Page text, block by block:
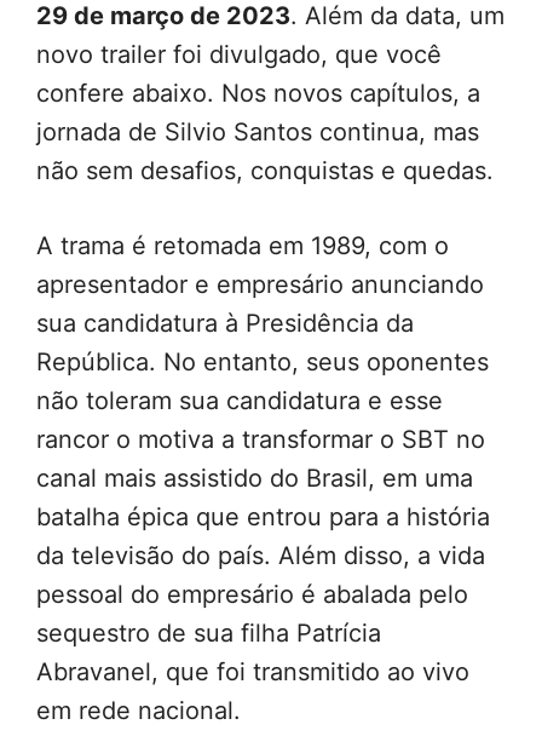
29 de março de 2023. Além da data, um
novo trailer foi divulgado, que você
confere abaixo. Nos novos capítulos, a
jornada de Silvio Santos continua, mas
não sem desafios, conquistas e quedas.
A trama é retomada em 1989, com o
apresentador e empresário anunciando
sua candidatura à Presidência da
República. No entanto, seus oponentes
não toleram sua candidatura e esse
rancor o motiva a transformar o SBT no
canal mais assistido do Brasil, em uma
batalha épica que entrou para a história
da televisão do país. Além disso, a vida
pessoal do empresário é abalada pelo
sequestro de sua filha Patrícia
Abravanel, que foi transmitido ao vivo
em rede nacional.